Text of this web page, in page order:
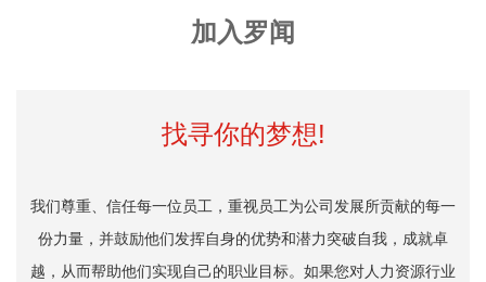
加入罗闻
找寻你的梦想!
我们尊重、信任每一位员工，重视员工为公司发展所贡献的每一
份力量，并鼓励他们发挥自身的优势和潜力突破自我，成就卓
越，从而帮助他们实现自己的职业目标。如果您对人力资源行业